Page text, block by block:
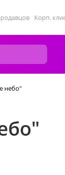
Корп.
небо"